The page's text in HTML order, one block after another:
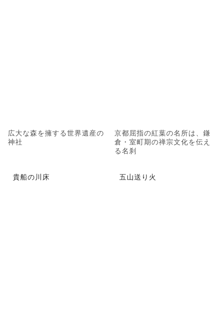
広大な森を擁する世界遺産の
神社
京都屈指の紅葉の名所は、鎌
倉・室町期の禅宗文化を伝え
る名刹
貴船の川床 五山送り火